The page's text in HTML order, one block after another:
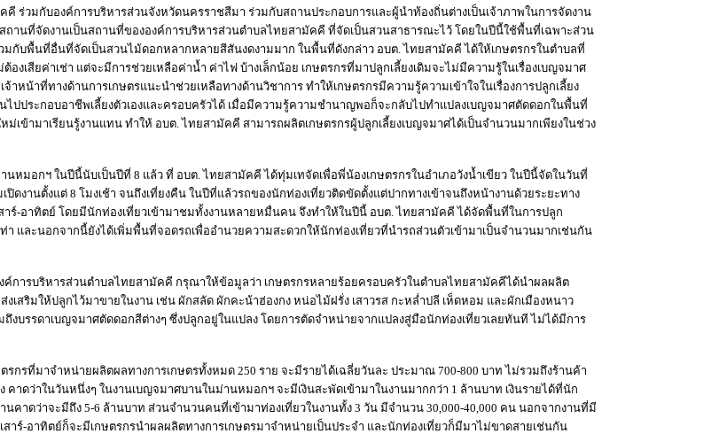
คี ร่วมกับองค์การบริหารส่วนจังหวัดนครราชสีมา ร่วมกับสถานประกอบการและผู้นำท้องถิ่นต่างเป็นเจ้าภาพในการจัดงาน
านที่จัดงานเป็นสถานที่ขององค์การบริหารส่วนตำบลไทยสามัคคี ที่จัดเป็นสวนสาธารณะไว้ โดยในปีนี้ใช้พื้นที่เฉพาะส่วน
มกับพื้นที่อื่นที่จัดเป็นสวนไม้ดอกหลากหลายสีสันงดงามมาก ในพื้นที่ดังกล่าว อบต. ไทยสามัคคี ได้ให้เกษตรกรในตำบลที่
องเสียค่าเช่า แต่จะมีการช่วยเหลือค่าน้ำ ค่าไฟ บ้างเล็กน้อย เกษตรกรที่มาปลูกเลี้ยงเดิมจะไม่มีความรู้ในเรื่องเบญจมาศ
าหน้าที่ทางด้านการเกษตรแนะนำช่วยเหลือทางด้านวิชาการ ทำให้เกษตรกรมีความรู้ความเข้าใจในเรื่องการปลูกเลี้ยง
ปประกอบอาชีพเลี้ยงตัวเองและครอบครัวได้ เมื่อมีความรู้ความชำนาญพอก็จะกลับไปทำแปลงเบญจมาศตัดดอกในพื้นที่
ม่เข้ามาเรียนรู้งานแทน ทำให้ อบต. ไทยสามัคคี สามารถผลิตเกษตรกรผู้ปลูกเลี้ยงเบญจมาศได้เป็นจำนวนมากเพียงในช่วง
หมอกฯ ในปีนี้นับเป็นปีที่ 8 แล้ว ที่ อบต. ไทยสามัคคี ได้ทุ่มเทจัดเพื่อพี่น้องเกษตรกรในอำเภอวังน้ำเขียว ในปีนี้จัดในวันที่
ปิดงานตั้งแต่ 8 โมงเช้า จนถึงเที่ยงคืน ในปีที่แล้วรถของนักท่องเที่ยวติดขัดตั้งแต่ปากทางเข้าจนถึงหน้างานด้วยระยะทาง
สาร์-อาทิตย์ โดยมีนักท่องเที่ยวเข้ามาชมทั้งงานหลายหมื่นคน จึงทำให้ในปีนี้ อบต. ไทยสามัคคี ได้จัดพื้นที่ในการปลูก
า และนอกจากนี้ยังได้เพิ่มพื้นที่จอดรถเพื่ออำนวยความสะดวกให้นักท่องเที่ยวที่นำรถส่วนตัวเข้ามาเป็นจำนวนมากเช่นกัน
การบริหารส่วนตำบลไทยสามัคคี กรุณาให้ข้อมูลว่า เกษตรกรหลายร้อยครอบครัวในตำบลไทยสามัคคีได้นำผลผลิต
งเสริมให้ปลูกไว้มาขายในงาน เช่น ผักสลัด ผักคะน้าฮ่องกง หน่อไม้ฝรั่ง เสาวรส กะหล่ำปลี เห็ดหอม และผักเมืองหนาว
ถึงบรรดาเบญจมาศตัดดอกสีต่างๆ ซึ่งปลูกอยู่ในแปลง โดยการตัดจำหน่ายจากแปลงสู่มือนักท่องเที่ยวเลยทันที ไม่ได้มีการ
กรที่มาจำหน่ายผลิตผลทางการเกษตรทั้งหมด 250 ราย จะมีรายได้เฉลี่ยวันละ ประมาณ 700-800 บาท ไม่รวมถึงร้านค้า
คาดว่าในวันหนึ่งๆ ในงานเบญจมาศบานในม่านหมอกฯ จะมีเงินสะพัดเข้ามาในงานมากกว่า 1 ล้านบาท เงินรายได้ที่นัก
นคาดว่าจะมีถึง 5-6 ล้านบาท ส่วนจำนวนคนที่เข้ามาท่องเที่ยวในงานทั้ง 3 วัน มีจำนวน 30,000-40,000 คน นอกจากงานที่มี
าร์-อาทิตย์ก็จะมีเกษตรกรนำผลผลิตทางการเกษตรมาจำหน่ายเป็นประจำ และนักท่องเที่ยวก็มีมาไม่ขาดสายเช่นกัน